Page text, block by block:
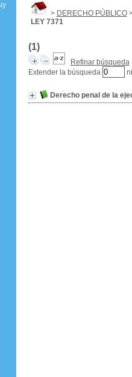
> DERECHO PÚBLICO
LEY 7371
(1)
Refinar búsqueda
Extender la búsqueda
Derecho penal de la